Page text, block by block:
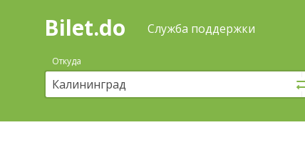
Поиск
покупка
билетов
автобус
онлайн
Bilet.do Служба поддержки
Откуда